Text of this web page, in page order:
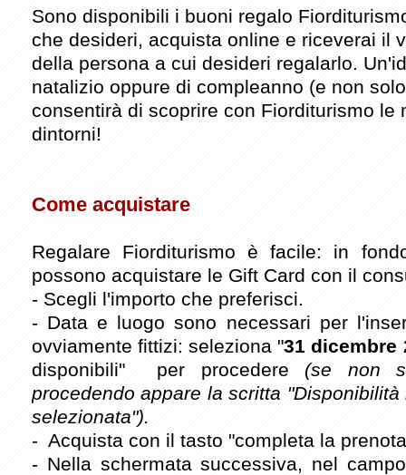
Sono disponibili i buoni regalo
che desideri, acquista online e riceverai il
della persona a cui desideri regalarlo.
natalizio oppure di compleanno (e non
consentirà di scoprire con Fiorditurismo le
dintorni!
Come acquistare
Regalare Fiorditurismo è facile: in
possono acquistare le Gift Card con il
- Scegli l'importo che preferisci.
- Data e luogo sono necessari per
ovviamente fittizi: seleziona "31 dicembre
disponibili" per procedere (se non
procedendo appare la scritta
selezionata").
- Acquista con il tasto "completa la
- Nella schermata successiva, nel